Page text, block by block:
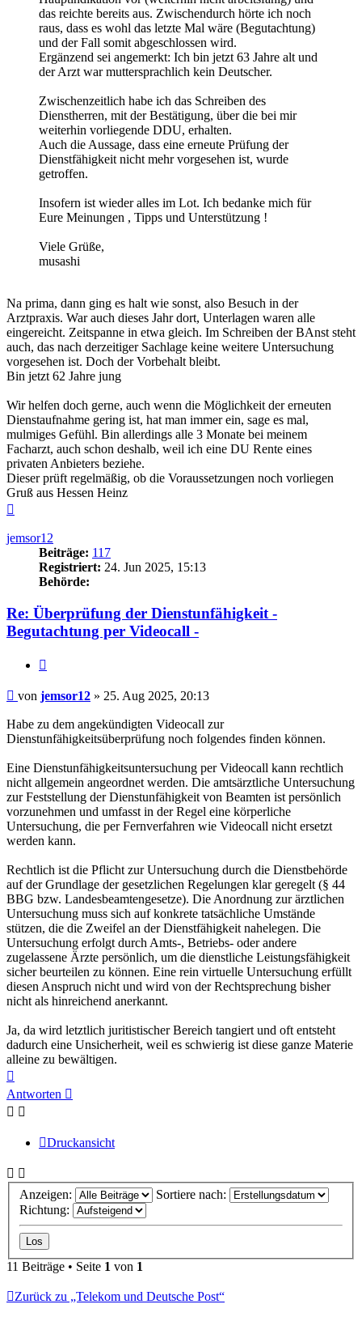
das reichte bereits aus. Zwischendurch hörte ich noch
raus, dass es wohl das letzte Mal wäre (Begutachtung)
und der Fall somit abgeschlossen wird.
Ergänzend sei angemerkt: Ich bin jetzt 63 Jahre alt und
der Arzt war muttersprachlich kein Deutscher.
Zwischenzeitlich habe ich das Schreiben des
Dienstherren, mit der Bestätigung, über die bei mir
weiterhin vorliegende DDU, erhalten.
Auch die Aussage, dass eine erneute Prüfung der
Dienstfähigkeit nicht mehr vorgesehen ist, wurde
getroffen.
Insofern ist wieder alles im Lot. Ich bedanke mich für
Eure Meinungen , Tipps und Unterstützung !
Viele Grüße,
musashi
Na prima, dann ging es halt wie sonst, also Besuch in der
Arztpraxis. War auch dieses Jahr dort, Unterlagen waren alle
eingereicht. Zeitspanne in etwa gleich. Im Schreiben der BAnst steht
auch, das nach derzeitiger Sachlage keine weitere Untersuchung
vorgesehen ist. Doch der Vorbehalt bleibt.
Bin jetzt 62 Jahre jung
Wir helfen doch gerne, auch wenn die Möglichkeit der erneuten
Dienstaufnahme gering ist, hat man immer ein, sage es mal,
mulmiges Gefühl. Bin allerdings alle 3 Monate bei meinem
Facharzt, auch schon deshalb, weil ich eine DU Rente eines
privaten Anbieters beziehe.
Dieser prüft regelmäßig, ob die Voraussetzungen noch vorliegen
Gruß aus Hessen Heinz
jemsor12
Beiträge: 117
Registriert: 24. Jun 2025, 15:13
Behörde:
Re: Überprüfung der Dienstunfähigkeit -
Begutachtung per Videocall -
Beitrag
von jemsor12 » 25. Aug 2025, 20:13
Habe zu dem angekündigten Videocall zur
Dienstunfähigkeitsüberprüfung noch folgendes finden können.
Eine Dienstunfähigkeitsuntersuchung per Videocall kann rechtlich
nicht allgemein angeordnet werden. Die amtsärztliche Untersuchung
zur Feststellung der Dienstunfähigkeit von Beamten ist persönlich
vorzunehmen und umfasst in der Regel eine körperliche
Untersuchung, die per Fernverfahren wie Videocall nicht ersetzt
werden kann.
Rechtlich ist die Pflicht zur Untersuchung durch die Dienstbehörde
auf der Grundlage der gesetzlichen Regelungen klar geregelt (§ 44
BBG bzw. Landesbeamtengesetze). Die Anordnung zur ärztlichen
Untersuchung muss sich auf konkrete tatsächliche Umstände
stützen, die die Zweifel an der Dienstfähigkeit nahelegen. Die
Untersuchung erfolgt durch Amts-, Betriebs- oder andere
zugelassene Ärzte persönlich, um die dienstliche Leistungsfähigkeit
sicher beurteilen zu können. Eine rein virtuelle Untersuchung erfüllt
diesen Anspruch nicht und wird von der Rechtsprechung bisher
nicht als hinreichend anerkannt.
Ja, da wird letztlich juritistischer Bereich tangiert und oft entsteht
dadurch eine Unsicherheit, weil es schwierig ist diese ganze Materie
alleine zu bewältigen.
oben
Antworten
Druckansicht
Anzeigen:
Sortiere nach:
Richtung:
11 Beiträge • Seite 1 von 1
Zurück zu „Telekom und Deutsche Post“